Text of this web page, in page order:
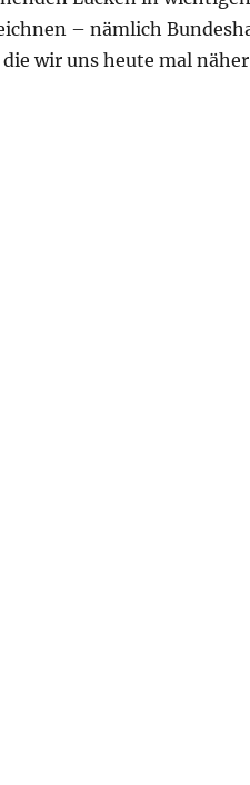
– nämlich
wir uns heute mal
– 29. September 2020 –